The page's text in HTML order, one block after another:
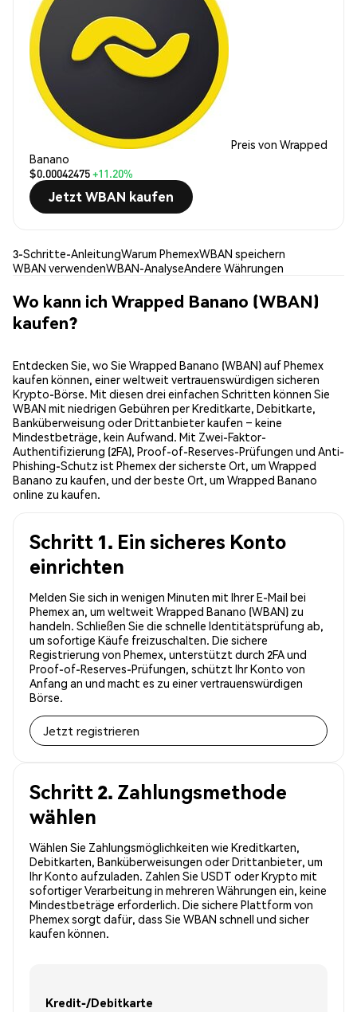
Preis von Wrapped
Banano
$0.00042475+11.20%
Jetzt WBAN kaufen
3-Schritte-AnleitungWarum PhemexWBAN speichern
WBAN verwendenWBAN-AnalyseAndere Währungen
Wo kann ich Wrapped Banano (WBAN)
kaufen?
Entdecken Sie, wo Sie Wrapped Banano (WBAN) auf Phemex
kaufen können, einer weltweit vertrauenswürdigen sicheren
Krypto-Börse. Mit diesen drei einfachen Schritten können Sie
WBAN mit niedrigen Gebühren per Kreditkarte, Debitkarte,
Banküberweisung oder Drittanbieter kaufen – keine
Mindestbeträge, kein Aufwand. Mit Zwei-Faktor-
Authentifizierung (2FA), Proof-of-Reserves-Prüfungen und Anti-
Phishing-Schutz ist Phemex der sicherste Ort, um Wrapped
Banano zu kaufen, und der beste Ort, um Wrapped Banano
online zu kaufen.
Schritt 1. Ein sicheres Konto
einrichten
Melden Sie sich in wenigen Minuten mit Ihrer E-Mail bei
Phemex an, um weltweit Wrapped Banano (WBAN) zu
handeln. Schließen Sie die schnelle Identitätsprüfung ab,
um sofortige Käufe freizuschalten. Die sichere
Registrierung von Phemex, unterstützt durch 2FA und
Proof-of-Reserves-Prüfungen, schützt Ihr Konto von
Anfang an und macht es zu einer vertrauenswürdigen
Börse.
Jetzt registrieren
Schritt 2. Zahlungsmethode
wählen
Wählen Sie Zahlungsmöglichkeiten wie Kreditkarten,
Debitkarten, Banküberweisungen oder Drittanbieter, um
Ihr Konto aufzuladen. Zahlen Sie USDT oder Krypto mit
sofortiger Verarbeitung in mehreren Währungen ein, keine
Mindestbeträge erforderlich. Die sichere Plattform von
Phemex sorgt dafür, dass Sie WBAN schnell und sicher
kaufen können.
Kredit-/Debitkarte